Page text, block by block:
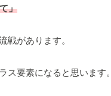
」
戦があります。
ス要素になると思います。